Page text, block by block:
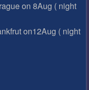
on 8Aug ( night
on12Aug ( night